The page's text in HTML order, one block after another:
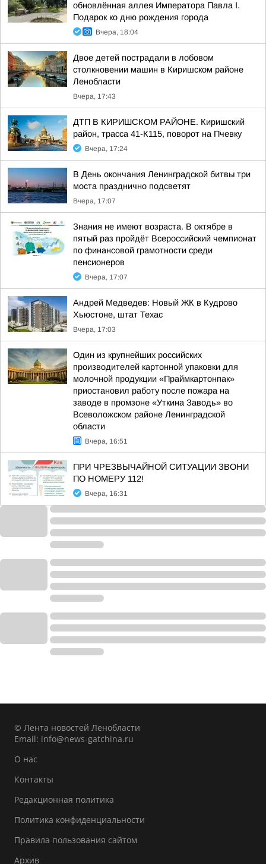
обновлённая аллея Императора Павла I.
Подарок ко дню рождения города
Вчера, 18:04
Двое детей пострадали в лобовом
столкновении машин в Киришском районе
Ленобласти
Вчера, 17:43
ДТП В КИРИШСКОМ РАЙОНЕ. Киришский
район, трасса 41-К115, поворот на Пчевку
Вчера, 17:24
В День окончания Ленинградской битвы три
моста празднично подсветят
Вчера, 17:07
Знания не имеют возраста. В октябре в
пятый раз пройдёт Всероссийский чемпионат
по финансовой грамотности среди
пенсионеров
Вчера, 17:07
Андрей Медведев: Новый ЖК в Кудрово
Хьюстоне, штат Техас
Вчера, 17:03
Один из крупнейших российских
производителей картонной упаковки для
молочной продукции «Праймкартонпак»
приостановил работу после пожара на
заводе в промзоне «Уткина Заводь» во
Всеволожском районе Ленинградской
области
Вчера, 16:51
ПРИ ЧРЕЗВЫЧАЙНОЙ СИТУАЦИИ ЗВОНИ
ПО НОМЕРУ 112!
Вчера, 16:31
© Лента новостей Ленобласти
Email: info@news-gatchina.ru
О нас
Контакты
Редакционная политика
Политика конфиденциальности
Правила пользования сайтом
Архив